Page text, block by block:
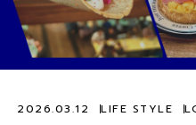
2026.03.12 LIFE STYLE